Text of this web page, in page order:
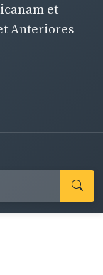
et
Anteriores